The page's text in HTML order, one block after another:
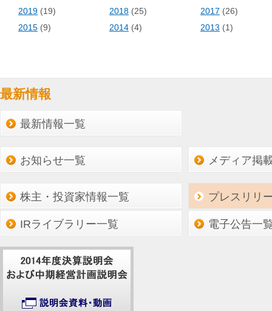
2019 (19) 2018 (25) 2017 (26)
2015 (9) 2014 (4) 2013 (1)
最新情報
最新情報一覧
お知らせ一覧 メディア掲
株主・投資家情報一覧 プレスリリ
IRライブラリー一覧 電子公告一